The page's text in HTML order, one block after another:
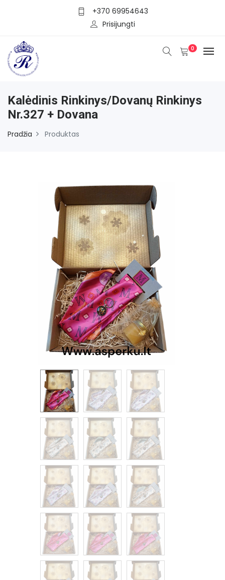
+370 69954643
Prisijungti
0
Kalėdinis Rinkinys/dovanų Rinkinys
Nr.327 + Dovana
Pradžia Produktas